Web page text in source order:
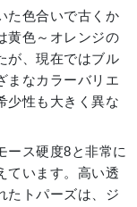
た色合いで古くか
黄色～オレンジの
が、現在ではブル
まなカラーバリエ
少性も大きく異な
ース硬度8と非常に
ています。高い透
たトパーズは、ジ